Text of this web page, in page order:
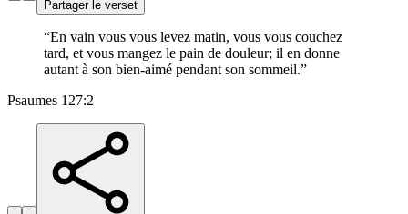
Partager le verset
“En vain vous vous levez matin, vous vous couchez
tard, et vous mangez le pain de douleur; il en donne
autant à son bien-aimé pendant son sommeil.”
Psaumes 127:2